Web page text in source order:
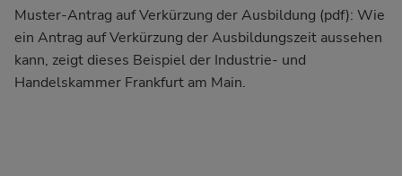
Muster-Antrag auf Verkürzung der Ausbildung (pdf): Wie
ein Antrag auf Verkürzung der Ausbildungszeit aussehen
kann, zeigt dieses Beispiel der Industrie- und
Handelskammer Frankfurt am Main.